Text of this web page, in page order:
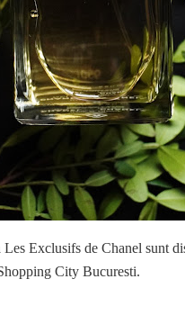
Exclusifs de Chanel sunt
City Bucuresti.